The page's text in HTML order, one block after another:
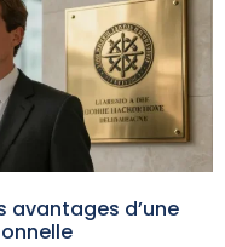
avantages d’une